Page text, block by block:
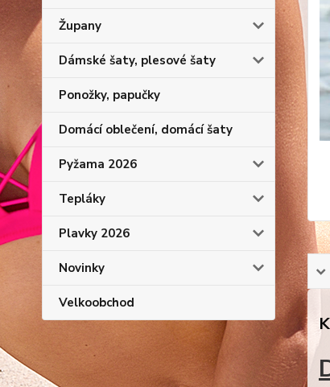
Župany
Dámské šaty, plesové šaty
Ponožky, papučky
Domácí oblečení, domácí šaty
Pyžama 2026
Tepláky
Plavky 2026
Novinky
Velkoobchod